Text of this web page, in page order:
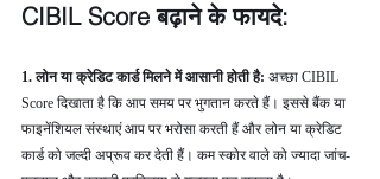
CIBIL Score बढ़ाने के फायदे:
1. लोन या क्रेडिट कार्ड मिलने में आसानी होती है: अच्छा CIBIL
Score दिखाता है कि आप समय पर भुगतान करते हैं। इससे बैंक या
फाइनेंशियल संस्थाएं आप पर भरोसा करती हैं और लोन या क्रेडिट
कार्ड को जल्दी अप्रूव कर देती हैं। कम स्कोर वाले को ज्यादा जांच-